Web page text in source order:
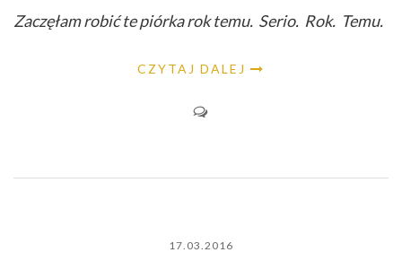
Zaczęłam robić te piórka rok temu. Serio. Rok. Temu.
CZYTAJ DALEJ
17.03.2016